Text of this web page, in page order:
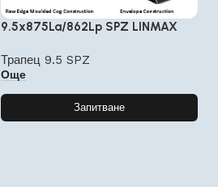
9.5x875La/862Lp SPZ LINMAX
Трапец 9.5 SPZ
Още
Запитване